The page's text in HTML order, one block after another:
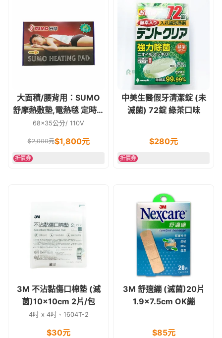
大面積/腰背用：SUMO
舒摩熱敷墊,電熱毯 定時定
溫14*27英吋
68x35公分/ 110V
$2,000元$1,800元
折價券
中美生醫假牙清潔錠 (未
滅菌) 72錠 綠茶口味
$280元
折價券
3M 不沾黏傷口棉墊 (滅
菌)10x10cm 2片/包
4吋 x 4吋、1604T-2
$30元
3M 舒適繃 (滅菌)20片
1.9x7.5cm OK繃
$85元